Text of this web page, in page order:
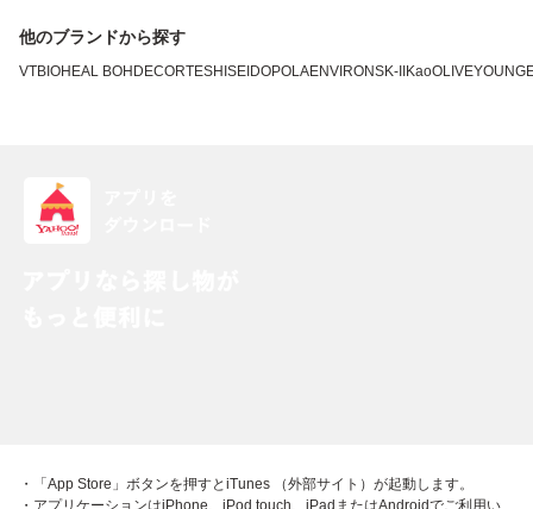
他のブランドから探す
VTBIOHEAL BOH DECORTESHISEIDOPOLAENVIRONSK-II KaoOLIVEYOUNG
・「App Store」ボタンを押すとiTunes （外部サイト）が起動します。